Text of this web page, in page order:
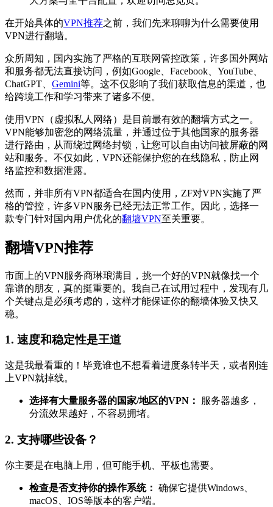
在开始具体的VPN推荐之前，我们先来聊聊为什么需要使用
VPN进行翻墙。
众所周知，国内实施了严格的互联网管控政策，许多国外网站
和服务都无法直接访问，例如Google、Facebook、YouTube、
ChatGPT、 Gemini等。这不仅影响了我们获取信息的渠道，也
给跨境工作和学习带来了诸多不便。
使用VPN（虚拟私人网络）是目前最有效的翻墙方式之一。
VPN能够加密您的网络流量，并通过位于其他国家的服务器
进行路由，从而绕过网络封锁，让您可以自由访问被屏蔽的网
站和服务。不仅如此，VPN还能保护您的在线隐私，防止网
络监控和数据泄露。
然而，并非所有VPN都适合在国内使用，ZF对VPN实施了严
格的管控，许多VPN服务已经无法正常工作。因此，选择一
款专门针对国内用户优化的翻墙VPN至关重要。
翻墙VPN推荐
市面上的VPN服务商琳琅满目，挑一个好的VPN就像找一个
靠谱的朋友，真的挺重要的。我自己在试用过程中，发现有几
个关键点是必须考虑的，这样才能保证你的翻墙体验又快又
稳。
1. 速度和稳定性是王道
这是我最看重的！毕竟谁也不想看着进度条转半天，或者刚连
上VPN就掉线。
选择有大量服务器的国家/地区的VPN：
服务器越多，
分流效果越好，不容易拥堵。
2. 支持哪些设备？
你主要是在电脑上用，但可能手机、平板也需要。
检查是否支持你的操作系统： 确保它提供Windows、
macOS、IOS等版本的客户端。